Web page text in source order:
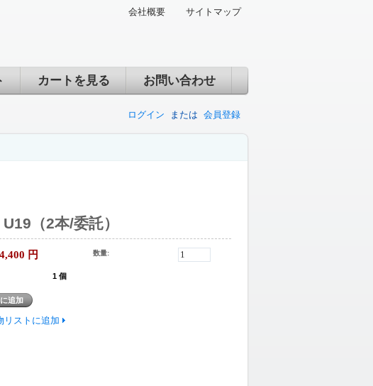
会社概要 サイトマップ
カートを見る お問い合わせ
ログイン または 会員登録
（2本/委託）
円
1 個
リストに追加
数量: